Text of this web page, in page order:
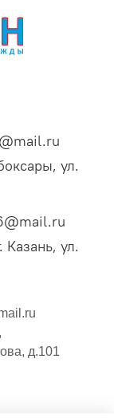
ул.
Казань, ул.
д.101